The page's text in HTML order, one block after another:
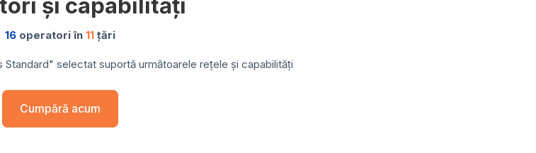
și capabilități
16 operatori în 11 țări
Standard" selectat suportă următoarele rețele și capabilități
Cumpără acum